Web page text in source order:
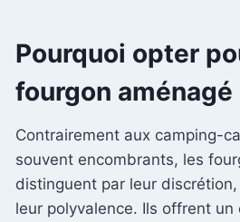
Pourquoi opter
fourgon aménagé
Contrairement aux camping-
souvent encombrants, les
distinguent par leur
leur polyvalence. Ils offrent un